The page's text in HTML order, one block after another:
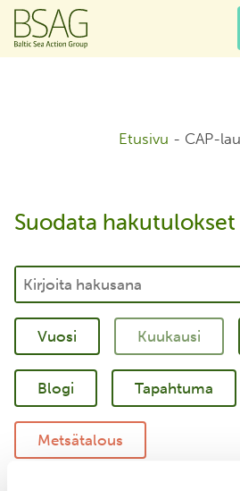
Etusivu - CAP-
Suodata hakutulokset
Blogi Tapahtuma
Metsätalous